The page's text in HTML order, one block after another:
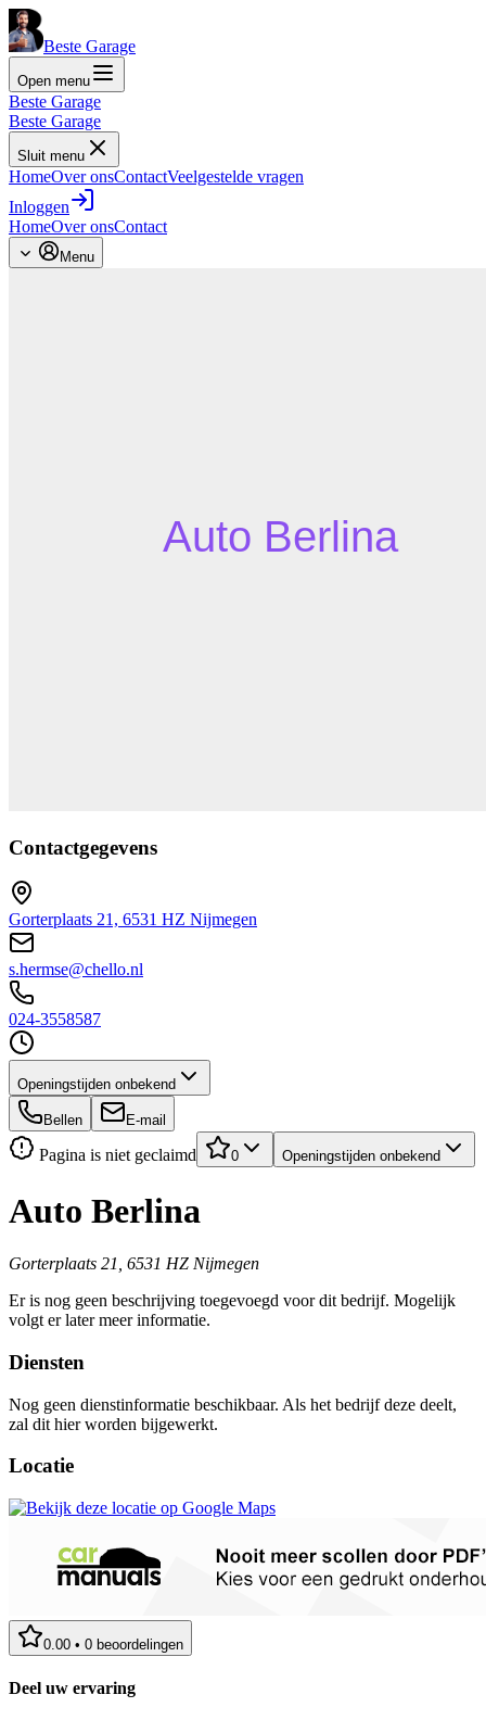
Beste Garage
Open menu
Beste Garage
Beste Garage
Sluit menu
HomeOver onsContactVeelgestelde vragen
Inloggen
HomeOver onsContact
Menu
Contactgegevens
Gorterplaats 21, 6531 HZ Nijmegen
s.hermse@chello.nl
024-3558587
Openingstijden onbekend
Bellen E-mail
Pagina is niet geclaimd 0 Openingstijden onbekend
Auto Berlina
Gorterplaats 21, 6531 HZ Nijmegen
Er is nog geen beschrijving toegevoegd voor dit bedrijf. Mogelijk
volgt er later meer informatie.
Diensten
Nog geen dienstinformatie beschikbaar. Als het bedrijf deze deelt,
zal dit hier worden bijgewerkt.
Locatie
0.00 • 0 beoordelingen
Deel uw ervaring